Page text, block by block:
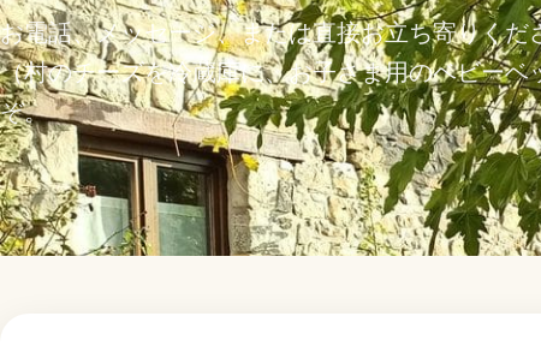
お電話、メッセージ、または直接お立ち寄りく
（村のチーズを冷蔵庫に、お子さま用のベビー
ぞ。